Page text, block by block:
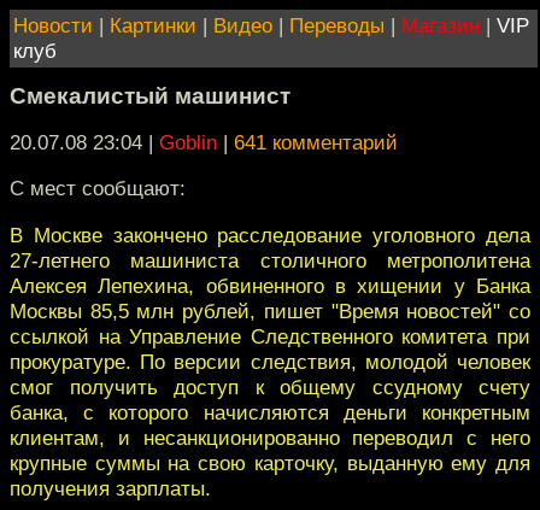
Новости | Картинки | Видео | Переводы | Магазин | VIP
клуб
Смекалистый машинист
20.07.08 23:04 | Goblin | 641 комментарий
С мест сообщают:
В Москве закончено расследование уголовного дела
27-летнего машиниста столичного метрополитена
Алексея Лепехина, обвиненного в хищении у Банка
Москвы 85,5 млн рублей, пишет "Время новостей" со
ссылкой на Управление Следственного комитета при
прокуратуре. По версии следствия, молодой человек
смог получить доступ к общему ссудному счету
банка, с которого начисляются деньги конкретным
клиентам, и несанкционированно переводил с него
крупные суммы на свою карточку, выданную ему для
получения зарплаты.